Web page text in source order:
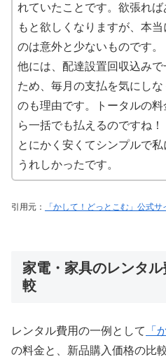
れていたことです。欲張れ
もと欲しくなりますが、本当
のは意外と少ないものです。
他には、配達設置回収込み
ため、毎月の支払を気にしな
のも理由です。トータルの
ら一括でも払えるのですね！
とにかく安くてシンプルで私
うれしかったです。
引用元： 「かして！どっとこむ」公式
家電・家具のレンタ
較
レンタル費用の一例として 「
の料金と、新品購入価格の比